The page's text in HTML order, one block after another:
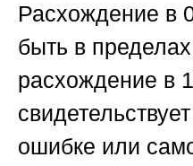
Расхождение в
быть в
расхождение в
ошибке или